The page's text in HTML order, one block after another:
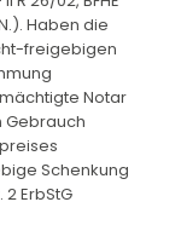
Haben die
freigebigen
Notar
Gebrauch
Schenkung
ErbStG